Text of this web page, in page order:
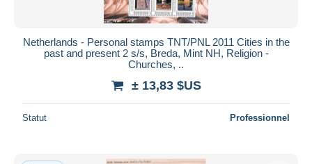
Netherlands - Personal stamps TNT/PNL 2011 Cities in the
past and present 2 s/s, Breda, Mint NH, Religion -
Churches, ..
± 13,83 $US
Statut Professionnel